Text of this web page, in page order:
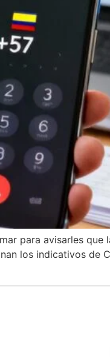
para avisarles
los indicativos de